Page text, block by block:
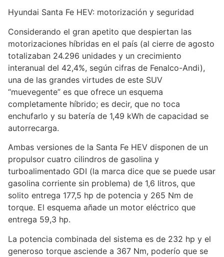
Hyundai Santa Fe HEV: motorización y seguridad
Considerando el gran apetito que despiertan las
motorizaciones híbridas en el país (al cierre de agosto
totalizaban 24.296 unidades y un crecimiento
interanual del 42,4%, según cifras de Fenalco-Andi),
una de las grandes virtudes de este SUV
“muevegente” es que ofrece un esquema
completamente híbrido; es decir, que no toca
enchufarlo y su batería de 1,49 kWh de capacidad se
autorrecarga.
Ambas versiones de la Santa Fe HEV disponen de un
propulsor cuatro cilindros de gasolina y
turboalimentado GDI (la marca dice que se puede usar
gasolina corriente sin problema) de 1,6 litros, que
solito entrega 177,5 hp de potencia y 265 Nm de
torque. El esquema añade un motor eléctrico que
entrega 59,3 hp.
La potencia combinada del sistema es de 232 hp y el
generoso torque asciende a 367 Nm, poderío que se